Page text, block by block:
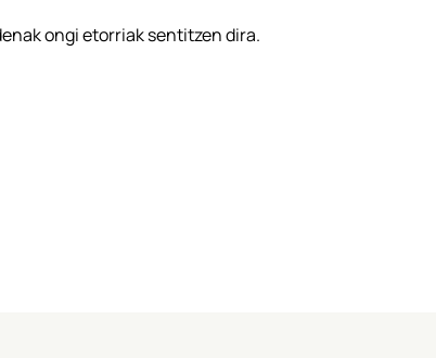
ongi etorriak sentitzen dira.